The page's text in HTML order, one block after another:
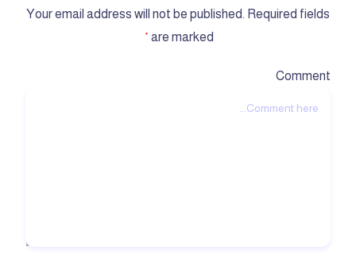
Your email address will not be published. Required fields
are marked
*
Comment